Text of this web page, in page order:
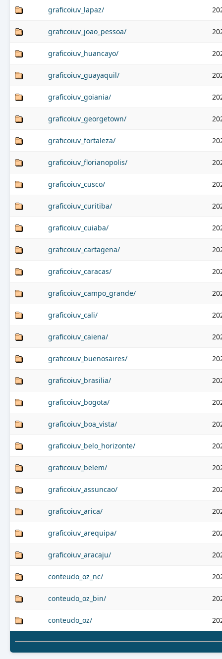
graficoiuv_lapaz/
graficoiuv_joao_pessoa/
graficoiuv_huancayo/
graficoiuv_guayaquil/
graficoiuv_goiania/
graficoiuv_georgetown/
graficoiuv_fortaleza/
graficoiuv_florianopolis/
graficoiuv_cusco/
graficoiuv_curitiba/
graficoiuv_cuiaba/
graficoiuv_cartagena/
graficoiuv_caracas/
graficoiuv_campo_grande/
graficoiuv_cali/
graficoiuv_caiena/
graficoiuv_buenosaires/
graficoiuv_brasilia/
graficoiuv_bogota/
graficoiuv_boa_vista/
graficoiuv_belo_horizonte/
graficoiuv_belem/
graficoiuv_assuncao/
graficoiuv_arica/
graficoiuv_arequipa/
graficoiuv_aracaju/
conteudo_oz_nc/
conteudo_oz_bin/
conteudo_oz/